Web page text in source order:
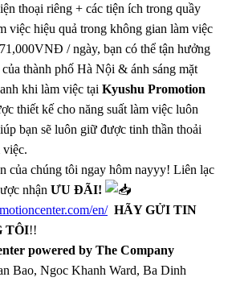
thoại riêng + các tiện ích trong quầy
việc hiệu quả trong không gian làm việc
/ ngày, bạn có thể tận hưởng
thành phố Hà Nội & ánh sáng mặt
khi làm việc tại Kyushu Promotion
thiết kế cho năng suất làm việc luôn
bạn sẽ luôn giữ được tinh thần thoải
việc.
của chúng tôi ngay hôm nayyy! Liên lạc
nhận ƯU ĐÃI!
en/ HÃY GỬI TIN
TÔI!!
powered by The Company
Bao, Ngoc Khanh Ward, Ba Dinh